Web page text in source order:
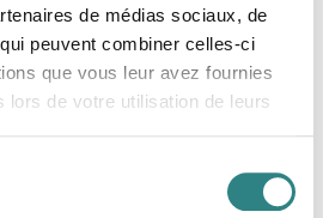
de médias sociaux, de
peuvent combiner celles-ci
que vous leur avez fournies
lors de votre utilisation de leurs
mobile, une tablette
Trivec Go et que vous
une caisse fixe. Notre
peu lumineuses ou aux